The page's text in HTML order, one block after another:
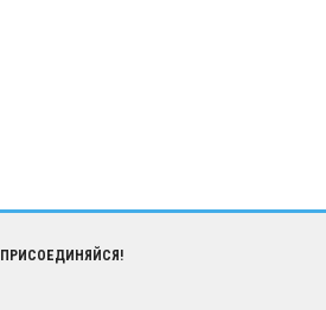
ПРИСОЕДИНЯЙСЯ!